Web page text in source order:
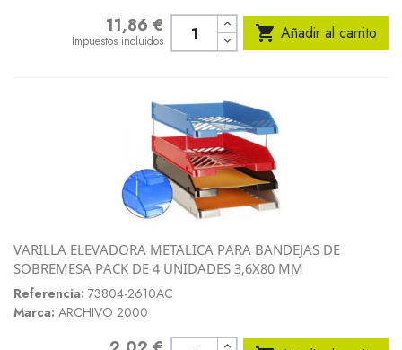
11,86 €
Impuestos incluidos  Añadir al carrito
VARILLA ELEVADORA METALICA PARA BANDEJAS DE
SOBREMESA PACK DE 4 UNIDADES 3,6X80 MM
Referencia: 73804-2610AC
Marca: ARCHIVO 2000